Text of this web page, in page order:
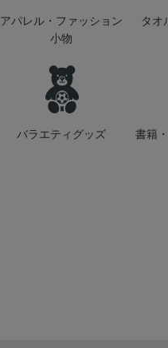
アパレル・ファッション
小物
タオ
バラエティグッズ 書籍